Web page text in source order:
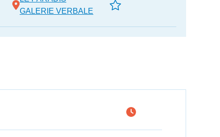
GALERIE VERBALE